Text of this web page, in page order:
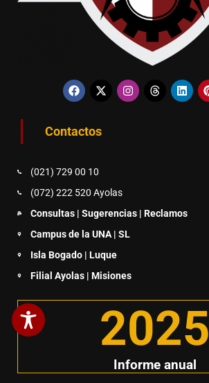
Contactos
(021) 729 00 10
(072) 222 520 Ayolas
Consultas | Sugerencias | Reclamos
Campus de la UNA | SL
Isla Bogado | Luque
Filial Ayolas | Misiones
Informe anual
2025